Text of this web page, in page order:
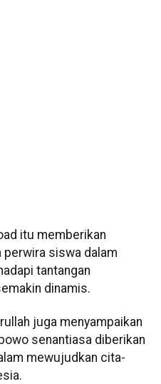
itu memberikan
perwira siswa dalam
tantangan
dinamis.
juga menyampaikan
senantiasa diberikan
mewujudkan cita-